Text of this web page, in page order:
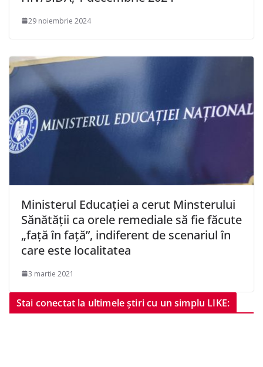
29 noiembrie 2024
Ministerul Educaţiei a cerut Minsterului
Sănătăţii ca orele remediale să fie făcute
„faţă în faţă”, indiferent de scenariul în
care este localitatea
3 martie 2021
Stai conectat la ultimele știri cu un simplu LIKE: